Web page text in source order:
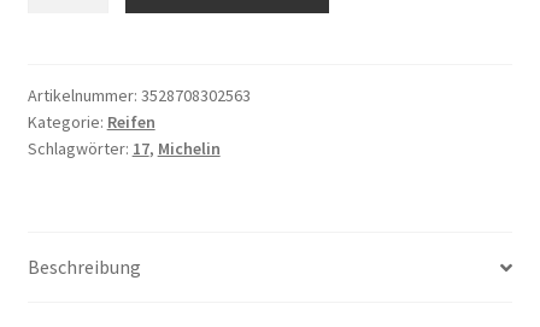
ZR
17
(58W)
Artikelnummer: 3528708302563
Kategorie: Reifen
Schlagwörter: 17, Michelin
Beschreibung